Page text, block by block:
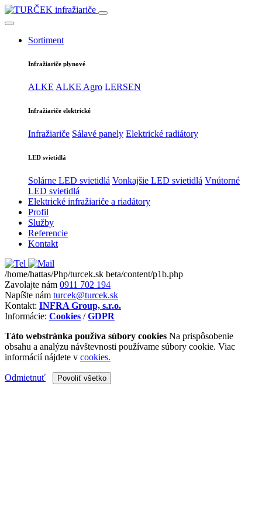
Sortiment
Infražiariče plynové
ALKE ALKE Agro LERSEN
Infražiariče elektrické
Infražiariče Sálavé panely Elektrické radiátory
LED svietidlá
Solárne LED svietidlá Vonkajšie LED svietidlá Vnútorné
LED svietidlá
Elektrické infražiariče a riadátory
Profil
Služby
Referencie
Kontakt
/home/hattas/Php/turcek.sk beta/content/p1b.php
Zavolajte nám 0911 702 194
Napíšte nám turcek@turcek.sk
Kontakt: INFRA Group, s.r.o.
Informácie: Cookies /GDPR
Táto webstránka používa súbory cookies Na prispôsobenie
obsahu a analýzu návštevnosti používame súbory cookie. Viac
informácií nájdete v cookies.
Odmietnuť Povoliť všetko